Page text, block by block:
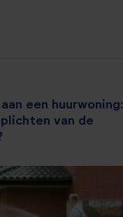
een huurwoning:
van de